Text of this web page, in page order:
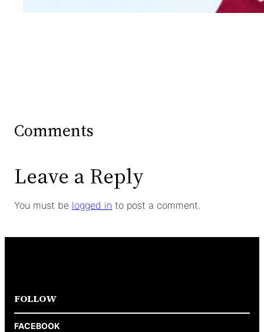
Comments
Leave a Reply
You must be logged in to post a comment.
FOLLOW
FACEBOOK